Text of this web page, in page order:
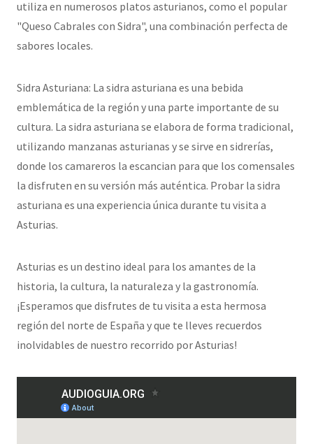
utiliza en numerosos platos asturianos, como el popular
"Queso Cabrales con Sidra", una combinación perfecta de
sabores locales.
Sidra Asturiana: La sidra asturiana es una bebida
emblemática de la región y una parte importante de su
cultura. La sidra asturiana se elabora de forma tradicional,
utilizando manzanas asturianas y se sirve en sidrerías,
donde los camareros la escancian para que los comensales
la disfruten en su versión más auténtica. Probar la sidra
asturiana es una experiencia única durante tu visita a
Asturias.
Asturias es un destino ideal para los amantes de la
historia, la cultura, la naturaleza y la gastronomía.
¡Esperamos que disfrutes de tu visita a esta hermosa
región del norte de España y que te lleves recuerdos
inolvidables de nuestro recorrido por Asturias!